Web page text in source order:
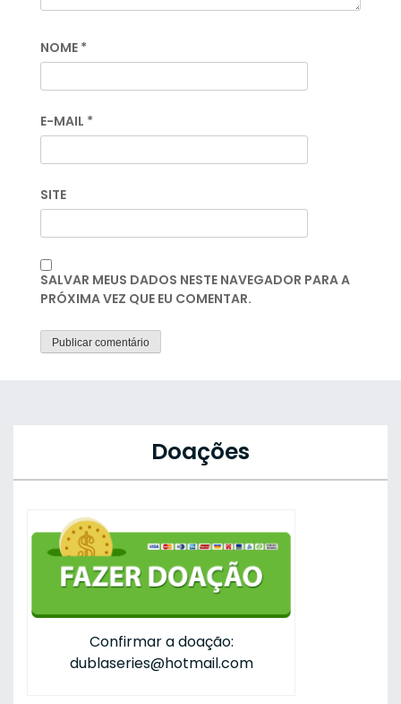
NOME *
E-MAIL *
SITE
SALVAR MEUS DADOS NESTE NAVEGADOR PARA A
PRÓXIMA VEZ QUE EU COMENTAR.
Doações
Confirmar a doação:
dublaseries@hotmail.com